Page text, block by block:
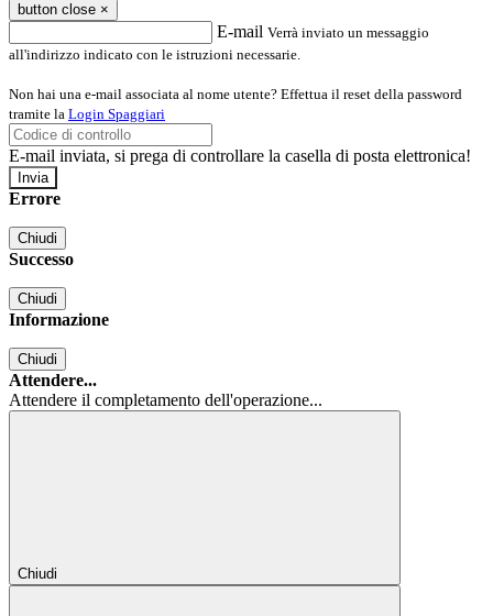
button close ×
E-mail Verrà inviato un messaggio
all'indirizzo indicato con le istruzioni necessarie.
Non hai una e-mail associata al nome utente? Effettua il reset della password
tramite la Login Spaggiari
E-mail inviata, si prega di controllare la casella di posta elettronica!
Errore
Chiudi
Successo
Chiudi
Informazione
Chiudi
Attendere...
Attendere il completamento dell'operazione...
Chiudi